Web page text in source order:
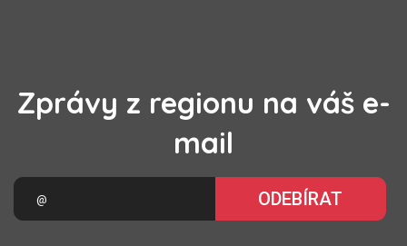
Zprávy z regionu na váš e-
mail
ODEBÍRAT